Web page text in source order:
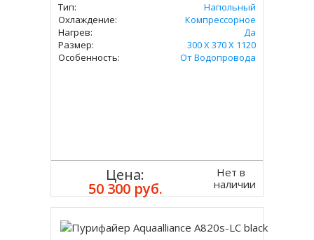
Тип:
Напольный
Охлаждение:
Компрессорное
Нагрев:
Да
Размер:
300 X 370 X 1120
Особенность:
От Водопровода
Цена:
50 300 руб.
Нет в
наличии